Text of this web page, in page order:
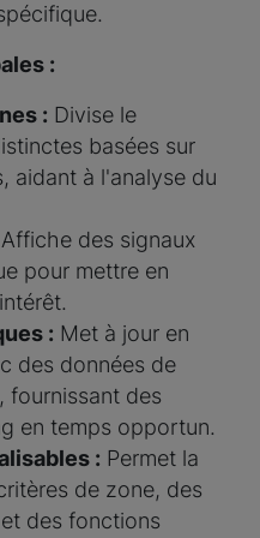
:
: Divise le
basées sur
aidant à l'analyse du
Affiche des signaux
pour mettre en
: Met à jour en
des données de
fournissant des
en temps opportun.
: Permet la
de zone, des
des fonctions